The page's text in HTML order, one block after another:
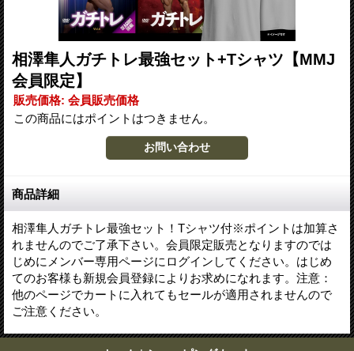
相澤隼人ガチトレ最強セット+Tシャツ【MMJ
会員限定】
販売価格: 会員販売価格
この商品にはポイントはつきません。
商品詳細
相澤隼人ガチトレ最強セット！Tシャツ付※ポイントは加算さ
れませんのでご了承下さい。会員限定販売となりますのでは
じめにメンバー専用ページにログインしてください。はじめ
てのお客様も新規会員登録によりお求めになれます。注意：
他のページでカートに入れてもセールが適用されませんので
ご注意ください。